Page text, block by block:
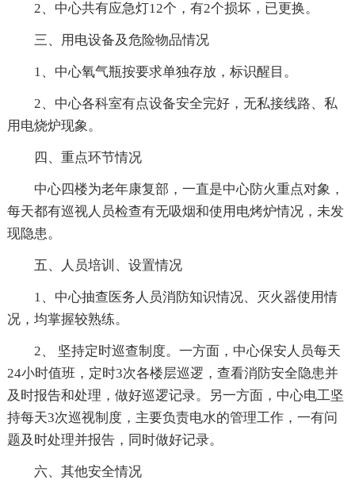
2、中心共有应急灯12个，有2个损坏，已更换。
三、用电设备及危险物品情况
1、中心氧气瓶按要求单独存放，标识醒目。
2、中心各科室有点设备安全完好，无私接线路、私
用电烧炉现象。
四、重点环节情况
中心四楼为老年康复部，一直是中心防火重点对象，
每天都有巡视人员检查有无吸烟和使用电烤炉情况，未发
现隐患。
五、人员培训、设置情况
1、中心抽查医务人员消防知识情况、灭火器使用情
况，均掌握较熟练。
2、 坚持定时巡查制度。一方面，中心保安人员每天
24小时值班，定时3次各楼层巡逻，查看消防安全隐患并
及时报告和处理，做好巡逻记录。另一方面，中心电工坚
持每天3次巡视制度，主要负责电水的管理工作，一有问
题及时处理并报告，同时做好记录。
六、其他安全情况